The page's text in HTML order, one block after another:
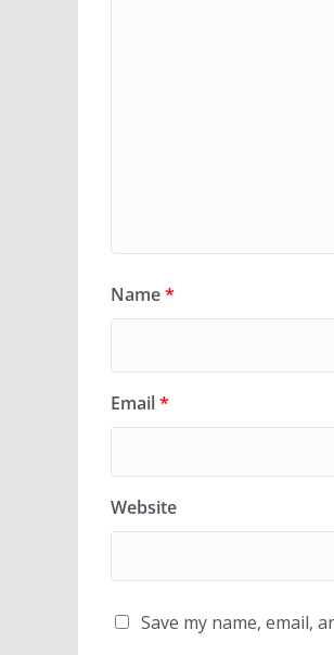
Name*
Email*
Website
Save my name, email,